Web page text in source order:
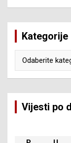
Kategorije
Vijesti po